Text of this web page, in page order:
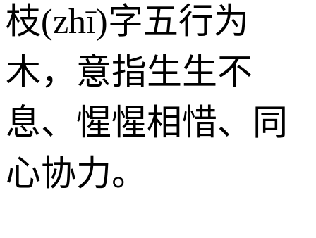
枝(zhī)字五行为
木，意指生生不
息、惺惺相惜、同
心协力。